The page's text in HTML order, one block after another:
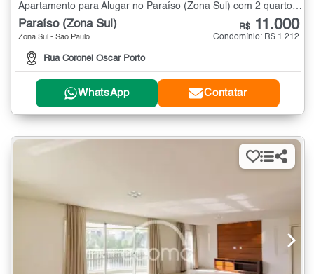
Apartamento para Alugar no Paraíso (Zona Sul) com 2 quartos - 70 m²
Paraíso (Zona Sul)
Zona Sul - São Paulo
Rua Coronel Oscar Porto
R$ 11.000
Condomínio: R$ 1.212
WhatsApp Contatar